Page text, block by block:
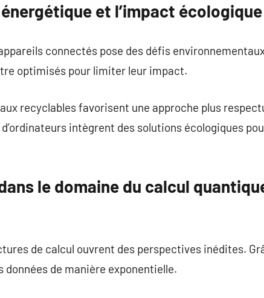
et l’impact
connectés pose des défis
optimisés pour limiter leur impact.
recyclables favorisent une approche plus
intègrent des solutions écologiques
le domaine du calcul
de calcul ouvrent des perspectives inédites.
de manière exponentielle.